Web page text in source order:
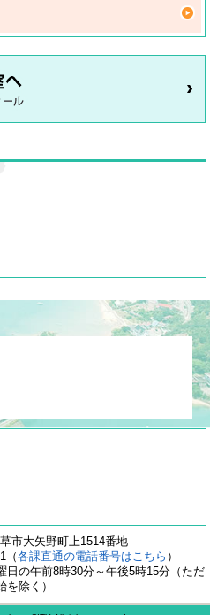
市大矢野町上1514番地
（各課直通の電話番号はこちら ）
の午前8時30分～午後5時15分（ただ
を除く）